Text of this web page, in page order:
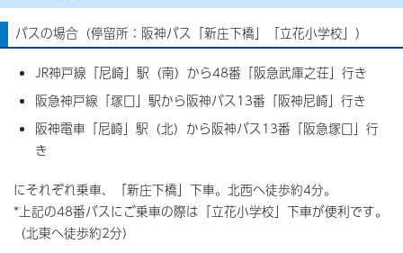
バスの場合（停留所：阪神バス「新庄下橋」「立花小学校」）
JR神戸線「尼崎」駅（南）から48番「阪急武庫之荘」行き
阪急神戸線「塚口」駅から阪神バス13番「阪神尼崎」行き
阪神電車「尼崎」駅（北）から阪神バス13番「阪急塚口」行
き
にそれぞれ乗車、「新庄下橋」下車。北西へ徒歩約4分。
*上記の48番バスにご乗車の際は「立花小学校」下車が便利です。
（北東へ徒歩約2分）